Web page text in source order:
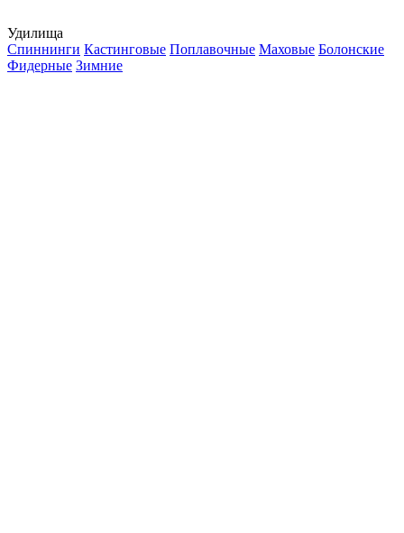
Удилища
Спиннинги Кастинговые Поплавочные Маховые Болонские
Фидерные Зимние